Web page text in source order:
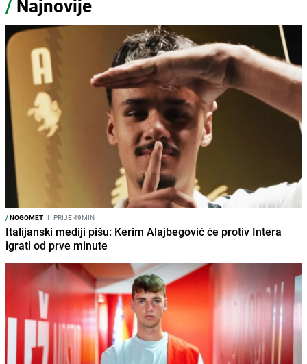
/ Najnovije
/NOGOMET I PRIJE 49MIN
Italijanski mediji pišu: Kerim Alajbegović će protiv Intera
igrati od prve minute